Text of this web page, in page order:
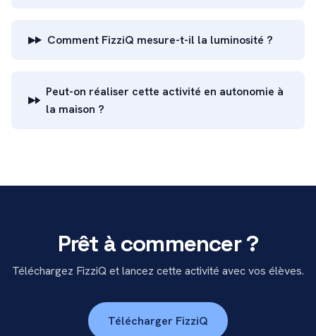
Comment FizziQ mesure-t-il la luminosité ?
Peut-on réaliser cette activité en autonomie à
la maison ?
Prêt à commencer ?
Téléchargez FizziQ et lancez cette activité avec vos élèves.
Télécharger FizziQ